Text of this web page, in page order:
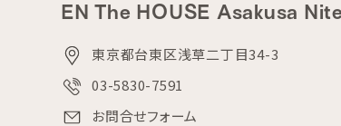
EN The HOUSE Asakusa
東京都台東区浅草二丁目34-3
03-5830-7591
お問合せフォーム